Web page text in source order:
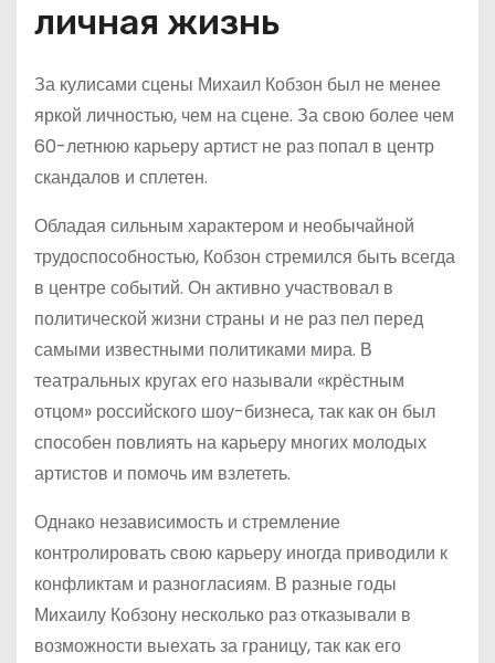
личная жизнь
За кулисами сцены Михаил Кобзон был не менее
яркой личностью, чем на сцене. За свою более чем
60-летнюю карьеру артист не раз попал в центр
скандалов и сплетен.
Обладая сильным характером и необычайной
трудоспособностью, Кобзон стремился быть всегда
в центре событий. Он активно участвовал в
политической жизни страны и не раз пел перед
самыми известными политиками мира. В
театральных кругах его называли «крёстным
отцом» российского шоу-бизнеса, так как он был
способен повлиять на карьеру многих молодых
артистов и помочь им взлететь.
Однако независимость и стремление
контролировать свою карьеру иногда приводили к
конфликтам и разногласиям. В разные годы
Михаилу Кобзону несколько раз отказывали в
возможности выехать за границу, так как его